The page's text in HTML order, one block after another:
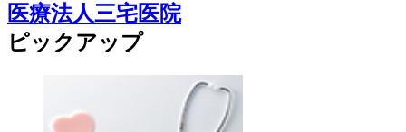
医療法人三宅医院
ピックアップ